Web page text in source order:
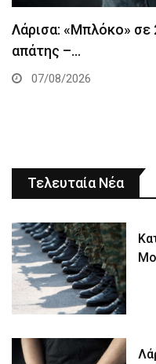
Λάρισα: «Μπλόκο» σε
απάτης –…
07/08/2026
Τελευταία Νέα